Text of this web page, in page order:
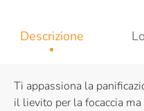
Descrizione
Ti appassiona la
il lievito per la focaccia